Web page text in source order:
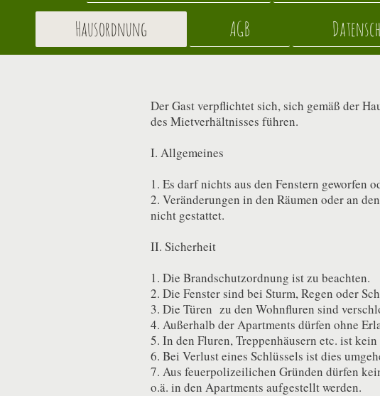
Hausordnung
AGB
Der Gast verpflichtet sich, sich gemäß der
des Mietverhältnisses führen.
I. Allgemeines
1. Es darf nichts aus den Fenstern geworfen
2. Veränderungen in den Räumen oder an
nicht gestattet.
II. Sicherheit
1. Die Brandschutzordnung ist zu beachten.
2. Die Fenster sind bei Sturm, Regen oder
3. Die Türen zu den Wohnfluren sind
4. Außerhalb der Apartments dürfen ohne
5. In den Fluren, Treppenhäusern etc. ist
6. Bei Verlust eines Schlüssels ist dies
7. Aus feuerpolizeilichen Gründen dürfen
o.ä. in den Apartments aufgestellt werden.